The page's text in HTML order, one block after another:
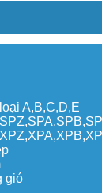
A,B,C,D,E
gió